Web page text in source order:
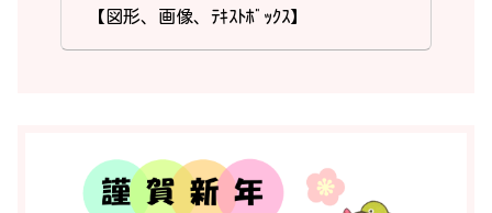
【図形、画像、ﾃｷｽﾄﾎﾞｯｸｽ】